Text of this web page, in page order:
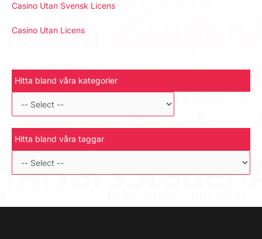
Casino Utan Svensk Licens
Casino Utan Licens
Hitta bland våra kategorier
Hitta bland våra taggar